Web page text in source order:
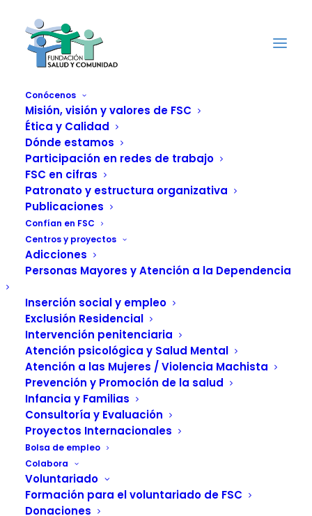
Conócenos
Misión, visión y valores de FSC
Ética y Calidad
Dónde estamos
Participación en redes de trabajo
FSC en cifras
Patronato y estructura organizativa
Publicaciones
Confían en FSC
Centros y proyectos
Adicciones
Personas Mayores y Atención a la Dependencia
Inserción social y empleo
Exclusión Residencial
Intervención penitenciaria
Atención psicológica y Salud Mental
Atención a las Mujeres / Violencia Machista
Prevención y Promoción de la salud
Infancia y Familias
Consultoría y Evaluación
Proyectos Internacionales
Bolsa de empleo
Colabora
Voluntariado
Formación para el voluntariado de FSC
Donaciones
Los Reyes Magos
reparten ilusión y
regalos en la
Residencia de
Acogida de Niños,
Niñas y
Adolescentes
“Xiquets”, con la
colaboración del
IVASS
10 ENERO, 2025 | INACTUALIDAD INFANCIA Y FAMILIA
FUNDACIÓN SALUD Y COMUNIDAD